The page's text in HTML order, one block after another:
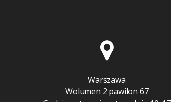
Warszawa
Wolumen 2 pawilon 67